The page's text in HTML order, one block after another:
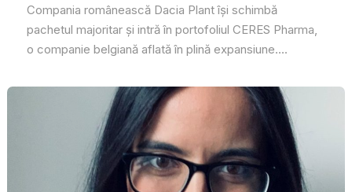
Compania românească Dacia Plant își schimbă
pachetul majoritar și intră în portofoliul CERES Pharma,
o companie belgiană aflată în plină expansiune....